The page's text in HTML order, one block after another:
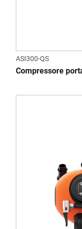
ASI300-QS
Compressore